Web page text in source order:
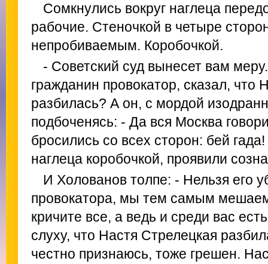
Сомкнулись вокруг наглеца
рабочие. Стеночкой в четыре
непробиваемым. Коробочкой.
- Советский суд вынесет вам
гражданин провокатор, сказал, что
разбилась? А он, с мордой
подбоченясь: - Да вся Москва
бросились со всех сторон: бей
наглеца коробочкой, проявили
И Холованов толпе: - Нельзя его
провокатора, мы тем самым
кричите все, а ведь и среди вас
слуху, что Настя Стрелецкая
честно признаюсь, тоже грешен.